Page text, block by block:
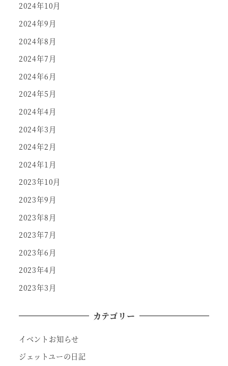
2024年10月
2024年9月
2024年8月
2024年7月
2024年6月
2024年5月
2024年4月
2024年3月
2024年2月
2024年1月
2023年10月
2023年9月
2023年8月
2023年7月
2023年6月
2023年4月
2023年3月
カテゴリー
イベントお知らせ
ジェットユーの日記